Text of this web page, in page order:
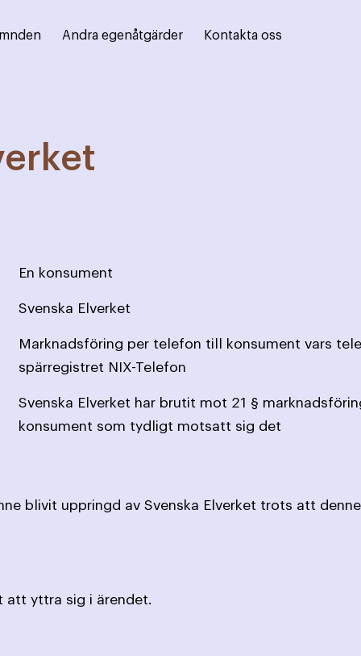
Andra egenåtgärder Kontakta oss
En konsument
Svenska Elverket
Marknadsföring per telefon till konsument vars
spärregistret NIX-Telefon
Svenska Elverket har brutit mot 21 §
konsument som tydligt motsatt sig det
blivit uppringd av Svenska Elverket trots att
att yttra sig i ärendet.